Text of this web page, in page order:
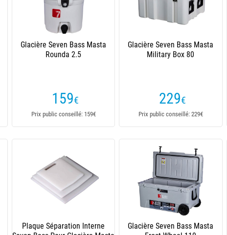
Glacière Seven Bass Masta
Rounda 2.5
159€
Prix public conseillé: 159€
Glacière Seven Bass Masta
Military Box 80
229€
Prix public conseillé: 229€
Plaque Séparation Interne
Glacière Seven Bass Masta